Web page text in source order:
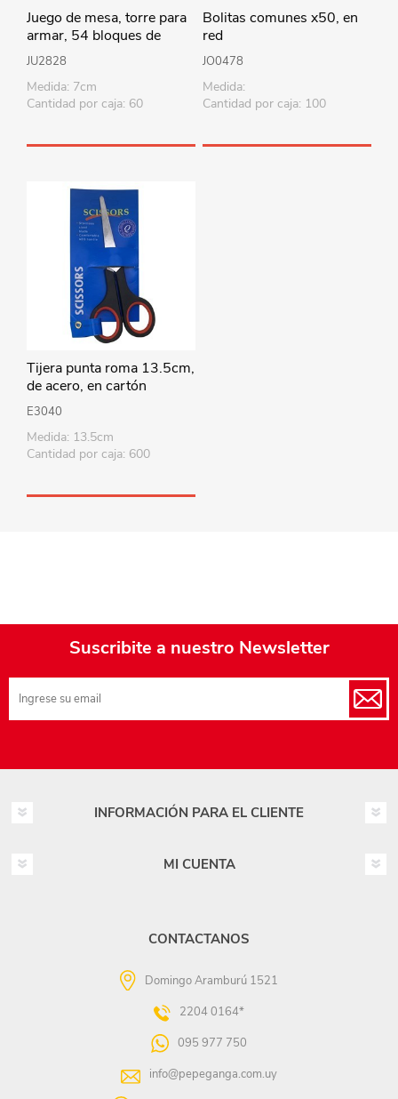
Juego de mesa, torre para
armar, 54 bloques de
madera y 4 dados, en caja
JU2828
Medida: 7cm
Cantidad por caja: 60
Bolitas comunes x50, en
red
JO0478
Medida:
Cantidad por caja: 100
Tijera punta roma 13.5cm,
de acero, en cartón
E3040
Medida: 13.5cm
Cantidad por caja: 600
Suscribite a nuestro Newsletter
INFORMACIÓN PARA EL CLIENTE
MI CUENTA
CONTACTANOS
Domingo Aramburú 1521
2204 0164*
095 977 750
info@pepeganga.com.uy